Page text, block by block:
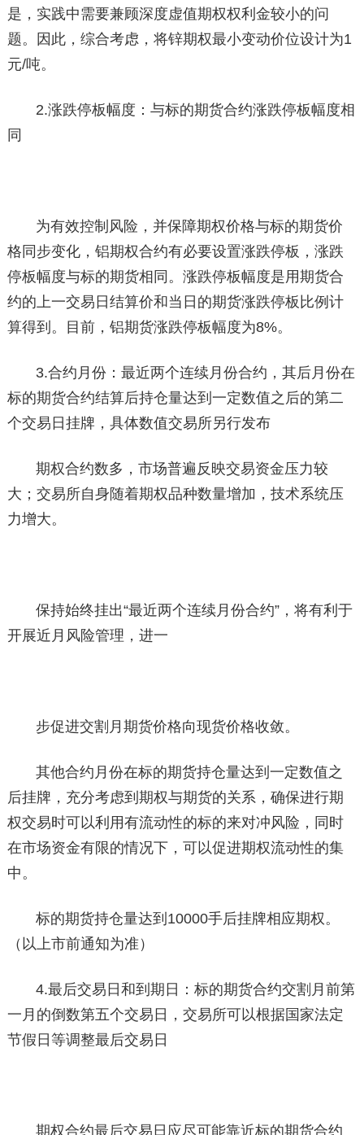
是，实践中需要兼顾深度虚值期权权利金较小的问
题。因此，综合考虑，将锌期权最小变动价位设计为1
元/吨。
2.涨跌停板幅度：与标的期货合约涨跌停板幅度相
同
为有效控制风险，并保障期权价格与标的期货价
格同步变化，铝期权合约有必要设置涨跌停板，涨跌
停板幅度与标的期货相同。涨跌停板幅度是用期货合
约的上一交易日结算价和当日的期货涨跌停板比例计
算得到。目前，铝期货涨跌停板幅度为8%。
3.合约月份：最近两个连续月份合约，其后月份在
标的期货合约结算后持仓量达到一定数值之后的第二
个交易日挂牌，具体数值交易所另行发布
期权合约数多，市场普遍反映交易资金压力较
大；交易所自身随着期权品种数量增加，技术系统压
力增大。
保持始终挂出“最近两个连续月份合约”，将有利于
开展近月风险管理，进一
步促进交割月期货价格向现货价格收敛。
其他合约月份在标的期货持仓量达到一定数值之
后挂牌，充分考虑到期权与期货的关系，确保进行期
权交易时可以利用有流动性的标的来对冲风险，同时
在市场资金有限的情况下，可以促进期权流动性的集
中。
标的期货持仓量达到10000手后挂牌相应期权。
（以上市前通知为准）
4.最后交易日和到期日：标的期货合约交割月前第
一月的倒数第五个交易日，交易所可以根据国家法定
节假日等调整最后交易日
期权合约最后交易日应尽可能靠近标的期货合约